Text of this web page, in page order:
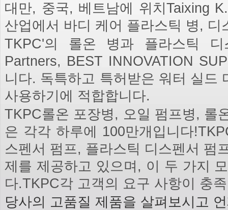
대만, 중국, 베트남에 위치Taixing
산업에서 바디 케어 플라스틱 병,
TKPC'의 롤온 병과 플라스틱
Partners, BEST INNOVATION
니다. 독특하고 특허받은 워터 실드
사용하기에 적합합니다.
TKPC롤온 포장병, 오일 펌프병, 롤
은 각각 하루에 100만개입니다
스펜서 펌프, 플라스틱 디스펜서 펌
제를 제공하고 있으며, 이 두 가지
다.TKPC각 고객의 요구 사항이 충
당사의 고품질 제품을 살펴보시고